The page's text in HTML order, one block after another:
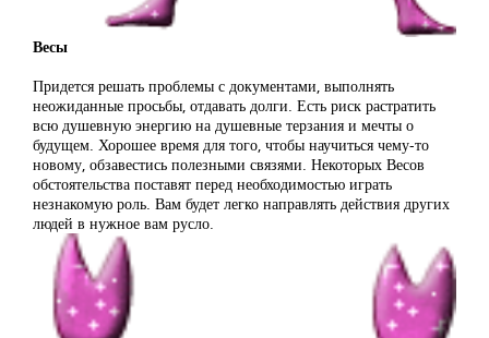
Весы
Придется решать проблемы с документами, выполнять
неожиданные просьбы, отдавать долги. Есть риск растратить
всю душевную энергию на душевные терзания и мечты о
будущем. Хорошее время для того, чтобы научиться чему-то
новому, обзавестись полезными связями. Некоторых Весов
обстоятельства поставят перед необходимостью играть
незнакомую роль. Вам будет легко направлять действия других
людей в нужное вам русло.